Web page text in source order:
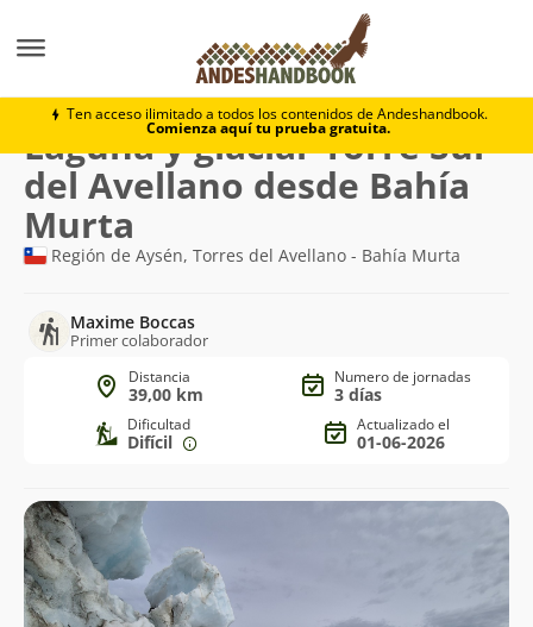
Ten acceso ilimitado a todos los contenidos de Andeshandbook.
Comienza aquí tu prueba gratuita.
Laguna y glaciar Torre Sur del Avellano
Ruta
de
trekking
Laguna y glaciar Torre Sur
del Avellano desde Bahía
Murta
Región de Aysén, Torres del Avellano - Bahía Murta
Maxime Boccas
Primer colaborador
Distancia
39,00 km
Numero de jornadas
3 días
Dificultad
Difícil
Actualizado el
01-06-2026